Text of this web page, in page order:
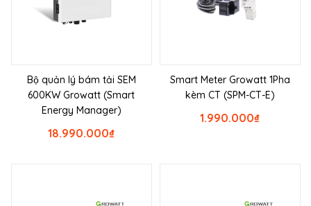
Bộ quản lý bám tải SEM
600KW Growatt (Smart
Energy Manager)
₫
18.990.000
Smart Meter Growatt 1Pha
kèm CT (SPM-CT-E)
₫
1.990.000